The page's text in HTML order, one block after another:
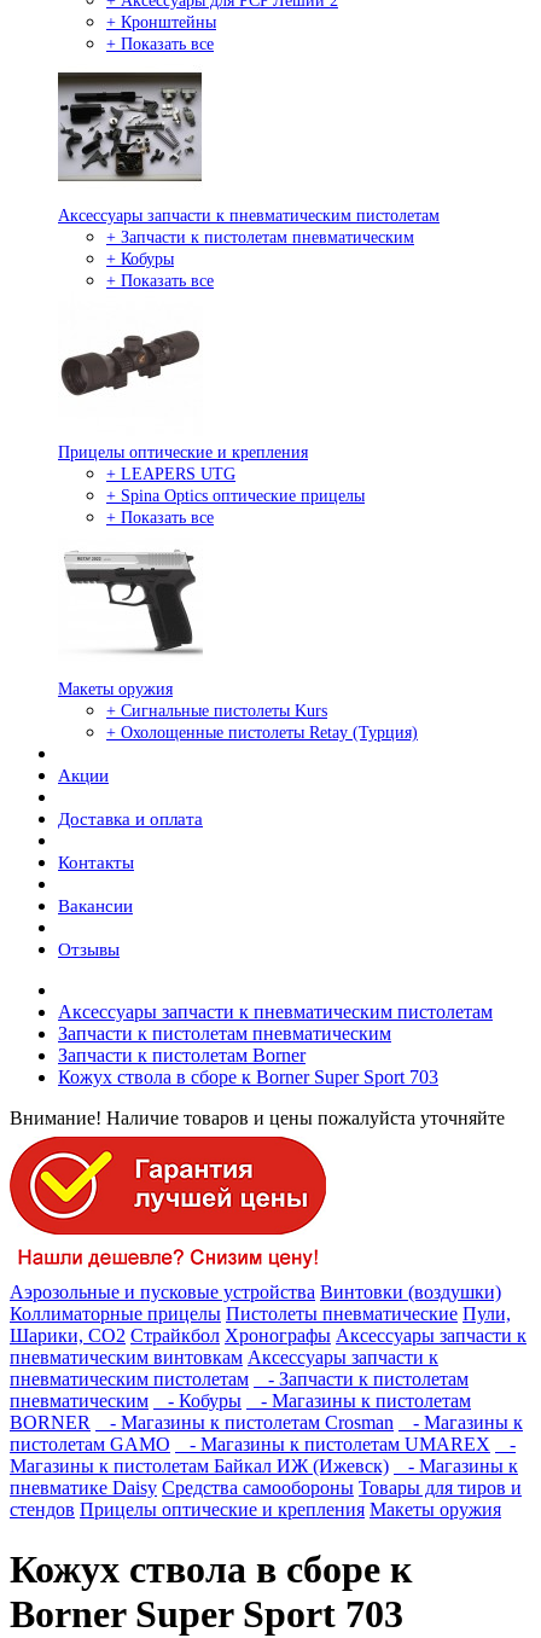
+ Кронштейны
+ Показать все
Аксессуары запчасти к пневматическим пистолетам
+ Запчасти к пистолетам пневматическим
+ Кобуры
+ Показать все
Прицелы оптические и крепления
+ LEAPERS UTG
+ Spina Optics оптические прицелы
+ Показать все
Макеты оружия
+ Сигнальные пистолеты Kurs
+ Охолощенные пистолеты Retay (Турция)
Акции
Доставка и оплата
Контакты
Вакансии
Отзывы
Аксессуары запчасти к пневматическим пистолетам
Запчасти к пистолетам пневматическим
Запчасти к пистолетам Borner
Кожух ствола в сборе к Borner Super Sport 703
Внимание! Наличие товаров и цены пожалуйста уточняйте
Аэрозольные и пусковые устройства Винтовки (воздушки)
Коллиматорные прицелы Пистолеты пневматические Пули,
Шарики, СО2 Страйкбол Хронографы Аксессуары запчасти к
пневматическим винтовкам Аксессуары запчасти к
пневматическим пистолетам
- Запчасти к пистолетам
пневматическим
- Кобуры
- Магазины к пистолетам
BORNER
- Магазины к пистолетам Crosman
- Магазины к
пистолетам GAMO
- Магазины к пистолетам UMAREX
-
Магазины к пистолетам Байкал ИЖ (Ижевск)
- Магазины к
пневматике Daisy Средства самообороны Товары для тиров и
стендов Прицелы оптические и крепления Макеты оружия
Кожух ствола в сборе к
Borner Super Sport 703